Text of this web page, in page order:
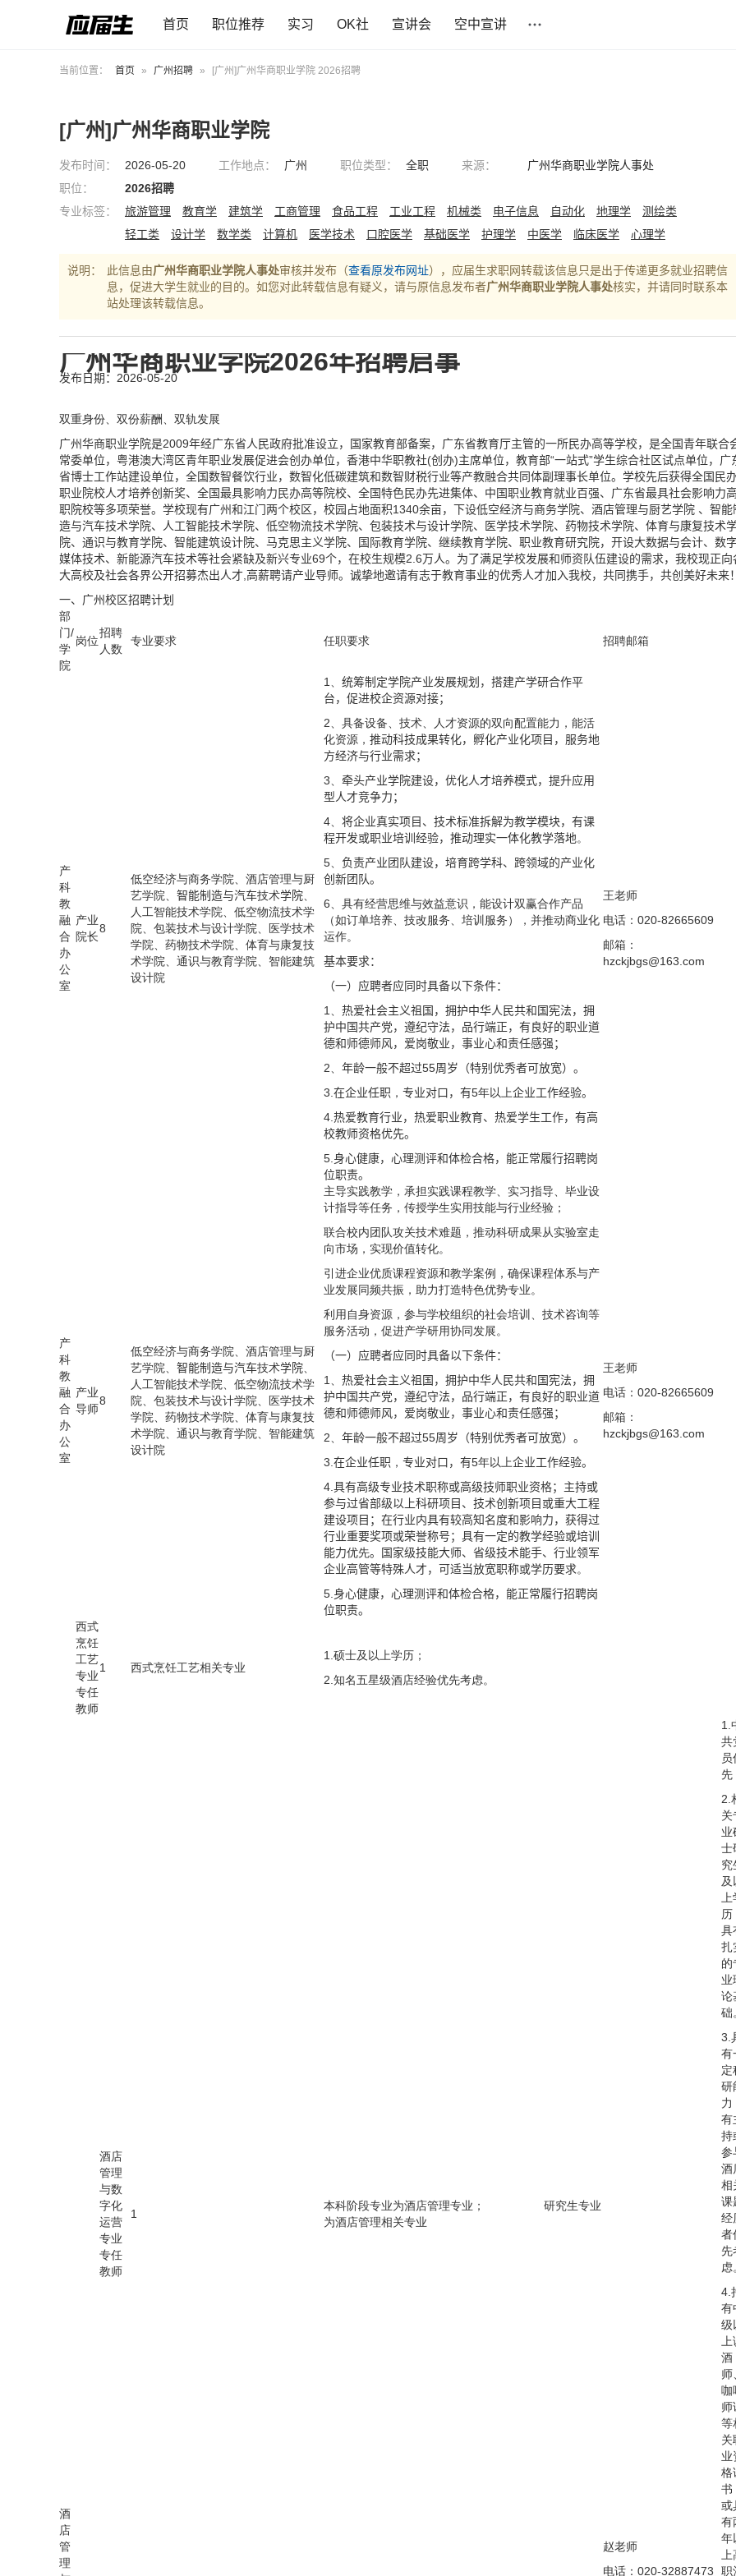
首页 职位推荐 实习 OK社 宣讲会 空中宣讲
当前位置： 首页 » 广州招聘 » [广州]广州华商职业学院 2026招聘
[广州]广州华商职业学院
发布时间： 2026-05-20 工作地点： 广州 职位类型： 全职 来源：
广州华商职业学院人事处
职位：
2026招聘
专业标签：
旅游管理 教育学 建筑学 工商管理 食品工程 工业工程 机械类 电子信息 自动化 地理学
测绘类
轻工类
设计学 数学类 计算机 医学技术 口腔医学 基础医学 护理学 中医学 临床医学 心理学
说明： 此信息由广州华商职业学院人事处审核并发布（查看原发布网址），应届生求职网转载该信息只是出于传递更多就业招聘信
息，促进大学生就业的目的。如您对此转载信息有疑义，请与原信息发布者广州华商职业学院人事处核实，并请同时联系本
站处理该转载信息。
广州华商职业学院2026年招聘启事
发布日期：2026-05-20
双重身份、双份薪酬、双轨发展
广州华商职业学院是2009年经广东省人民政府批准设立，国家教育部备案，广东省教育厅主管的一所民办高等学校，是全国青年联合
常委单位，粤港澳大湾区青年职业发展促进会创办单位，香港中华职教社(创办)主席单位，教育部“一站式”学生综合社区试点单位，广
省博士工作站建设单位，全国数智餐饮行业，数智化低碳建筑和数智财税行业等产教融合共同体副理事长单位。学校先后获得全国民
职业院校人才培养创新奖、全国最具影响力民办高等院校、全国特色民办先进集体、中国职业教育就业百强、广东省最具社会影响力
职院校等多项荣誉。学校现有广州和江门两个校区，校园占地面积1340余亩，下设低空经济与商务学院、酒店管理与厨艺学院 、智能
造与汽车技术学院、人工智能技术学院、低空物流技术学院、包装技术与设计学院、医学技术学院、药物技术学院、体育与康复技术
院、通识与教育学院、智能建筑设计院、马克思主义学院、国际教育学院、继续教育学院、职业教育研究院，开设大数据与会计、数字
媒体技术、新能源汽车技术等社会紧缺及新兴专业69个，在校生规模2.6万人。为了满足学校发展和师资队伍建设的需求，我校现正向
大高校及社会各界公开招募杰出人才,高薪聘请产业导师。诚挚地邀请有志于教育事业的优秀人才加入我校，共同携手，共创美好未来！
一、广州校区招聘计划
部
门/
学
院
岗位
招聘
人数
专业要求 任职要求 招聘邮箱
产
科
教
融
合
办
公
室
产业
院长
8
低空经济与商务学院、酒店管理与厨
艺学院、 智能制造与汽车技术学院
人工智能技术学院、低空物流技术学
院、包装技术与设计学院、医学技术
学院、药物技术学院、体育与康复技
术学院、通识与教育学院、智能建筑
设计院
1、 统筹制定学院产业发展规划，搭建产学研合作平
台，促进校企资源对接；
2、具备设备、技术、人才资源的双向配置能力，能活
化资源， 推动科技成果转化，孵化产业化项目，服务地
方经济与行业需求；
3、 牵头产业学院建设，优化人才培养模式，提升应用
型人才竞争力；
4、 将企业真实项目、技术标准拆解为教学模块，有课
程开发或职业培训经验，推动理实一体化教学落地。
5、 负责产业团队建设，培育跨学科、跨领域的产业化
创新团队。
6、具有经营思维与效益意识，能设计双赢合作产品
（如订单培养、技改服务、培训服务），并推动商业化
运作。
基本要求：
（一）应聘者应同时具备以下条件：
1、 热爱社会主义祖国，拥护中华人民共和国宪法，拥
护中国共产党，遵纪守法，品行端正，有良好的职业道
德和师德师风，爱岗敬业，事业心和责任感强；
2、 年龄一般不超过55周岁（特别优秀者可放宽）。
3.在企业任职 ， 专业对口，有5年以上企业工作经验。
4.热爱教育行业，热爱职业教育、热爱学生工作，有高
校教师资格优先。
5.身心健康，心理测评和体检合格，能正常履行招聘岗
位职责。
王老师
电话：020-82665609
邮箱：
hzckjbgs@163.com
产
科
教
融
合
办
公
室
产业
导师
8
低空经济与商务学院、酒店管理与厨
艺学院、 智能制造与汽车技术学院
人工智能技术学院、低空物流技术学
院、包装技术与设计学院、医学技术
学院、药物技术学院、体育与康复技
术学院、通识与教育学院、智能建筑
设计院
主导实践教学，承担实践课程教学、实习指导、毕业设
计指导等任务，传授学生实用技能与行业经验；
联合校内团队攻关技术难题，推动科研成果从实验室走
向市场，实现价值转化。
引进企业优质课程资源和教学案例，确保课程体系与产
业发展同频共振，助力打造特色优势专业。
利用自身资源，参与学校组织的社会培训、技术咨询等
服务活动，促进产学研用协同发展。
（一）应聘者应同时具备以下条件：
1、 热爱社会主义祖国，拥护中华人民共和国宪法，拥
护中国共产党，遵纪守法，品行端正，有良好的职业道
德和师德师风，爱岗敬业，事业心和责任感强；
2、 年龄一般不超过55周岁（特别优秀者可放宽）。
3.在企业任职 ， 专业对口，有5年以上企业工作经验。
4.具有高级专业技术职称或高级技师职业资格；主持或
参与过省部级以上科研项目、技术创新项目或重大工程
建设项目；在行业内具有较高知名度和影响力，获得过
行业重要奖项或荣誉称号；具有一定的教学经验或培训
能力优先。国家级技能大师、省级技术能手、行业领军
企业高管等特殊人才，可适当放宽职称或学历要求。
5.身心健康，心理测评和体检合格，能正常履行招聘岗
位职责。
王老师
电话：020-82665609
邮箱：
hzckjbgs@163.com
酒
店
管
理
西式
烹饪
工艺
专业
专任
教师
1 西式烹饪工艺相关专业
1. 硕士及以上学历；
2. 知名五星级酒店经验优先考虑。
赵老师
电话：020-32887473
酒店
管理
与数
字化
运营
专业
专任
教师
1
本科阶段专业为酒店管理专业； 研究生专业
为酒店管理相关专业
1.
共
员
先
2.
关
业
士
究
及
历
具
扎
的
业
论
础
3.
有
定
研
力
有
持
参
酒
相
课
经
者
先
虑
4.
有
级
酒
师
咖
师
等
关
业
格
书
或
有
年
职